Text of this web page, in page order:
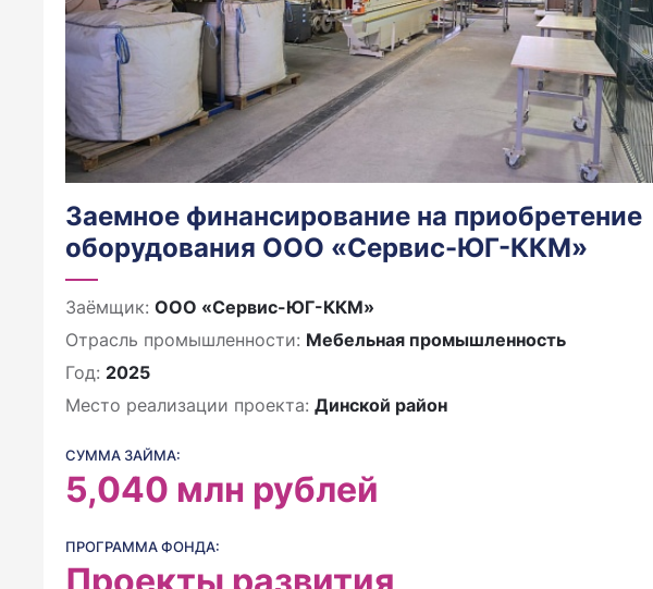
Заемное финансирование на приобретение
оборудования ООО «Сервис-ЮГ-ККМ»
Заёмщик: ООО «Сервис-ЮГ-ККМ»
Отрасль промышленности: Мебельная промышленность
Год: 2025
Место реализации проекта: Динской район
СУММА ЗАЙМА:
5,040 млн рублей
ПРОГРАММА ФОНДА: